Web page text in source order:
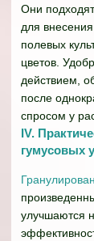
Они
для
полевых
цветов.
действием,
после
спросом у
IV.
гумусовых
улучшаются